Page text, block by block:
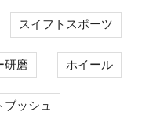
スイフトスポーツ
研磨 ホイール
ブッシュ